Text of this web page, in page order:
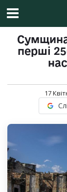
перші
17